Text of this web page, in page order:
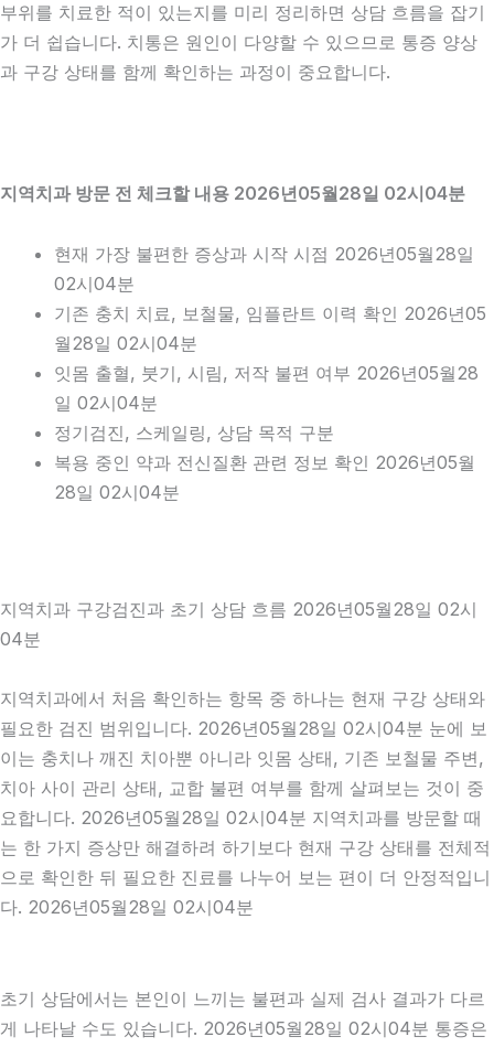
부위를 치료한 적이 있는지를 미리 정리하면 상담 흐름을 잡기
가 더 쉽습니다. 치통은 원인이 다양할 수 있으므로 통증 양상
과 구강 상태를 함께 확인하는 과정이 중요합니다.
지역치과 방문 전 체크할 내용 2026년05월28일 02시04분
현재 가장 불편한 증상과 시작 시점 2026년05월28일
02시04분
기존 충치 치료, 보철물, 임플란트 이력 확인 2026년05
월28일 02시04분
잇몸 출혈, 붓기, 시림, 저작 불편 여부 2026년05월28
일 02시04분
정기검진, 스케일링, 상담 목적 구분
복용 중인 약과 전신질환 관련 정보 확인 2026년05월
28일 02시04분
지역치과 구강검진과 초기 상담 흐름 2026년05월28일 02시
04분
지역치과에서 처음 확인하는 항목 중 하나는 현재 구강 상태와
필요한 검진 범위입니다. 2026년05월28일 02시04분 눈에 보
이는 충치나 깨진 치아뿐 아니라 잇몸 상태, 기존 보철물 주변,
치아 사이 관리 상태, 교합 불편 여부를 함께 살펴보는 것이 중
요합니다. 2026년05월28일 02시04분 지역치과를 방문할 때
는 한 가지 증상만 해결하려 하기보다 현재 구강 상태를 전체적
으로 확인한 뒤 필요한 진료를 나누어 보는 편이 더 안정적입니
다. 2026년05월28일 02시04분
초기 상담에서는 본인이 느끼는 불편과 실제 검사 결과가 다르
게 나타날 수도 있습니다. 2026년05월28일 02시04분 통증은